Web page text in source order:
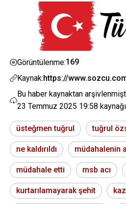
Görüntülenme:169
Kaynak:https://
Bu haber kaynaktan
23 Temmuz 2025 19:58
üsteğmen tuğrul tuğrul
ne kaldırıldı müdahalenin
müdahale etti msb acı
kurtarılamayarak şehit